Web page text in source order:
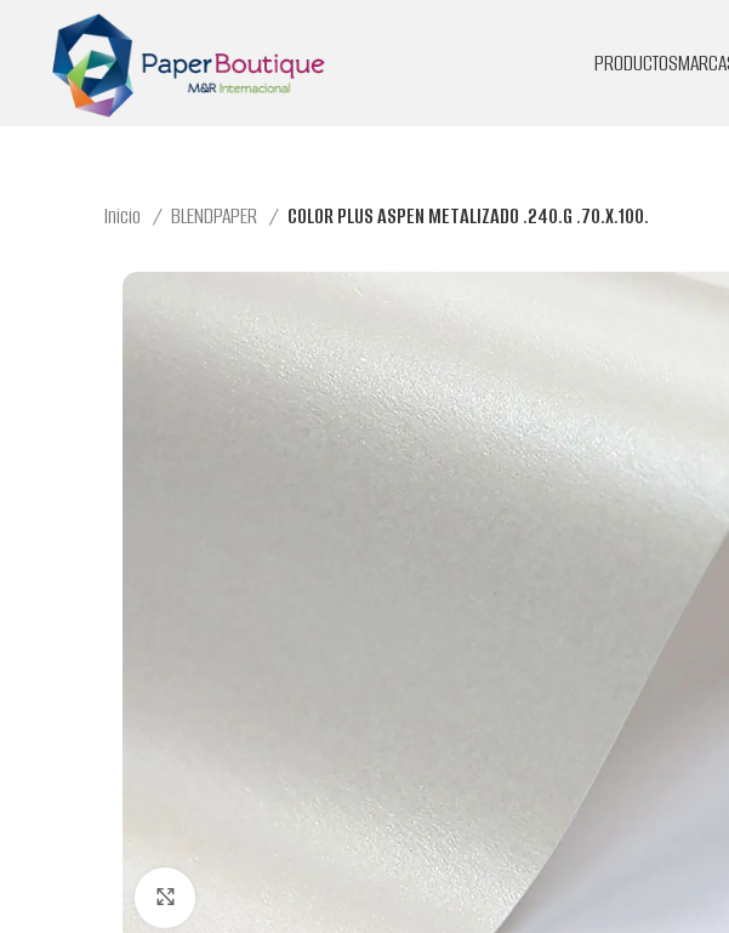
PRODUCTOS
Inicio BLENDPAPER COLOR PLUS ASPEN METALIZADO .240.G .70.X.100.
Clic para ampliar